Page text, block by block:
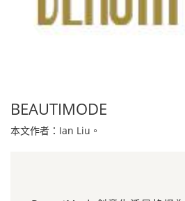
BEAUTIMODE
本文作者：Ian Liu。